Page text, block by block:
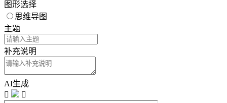
图形选择
思维导图
主题
补充说明
AI生成

